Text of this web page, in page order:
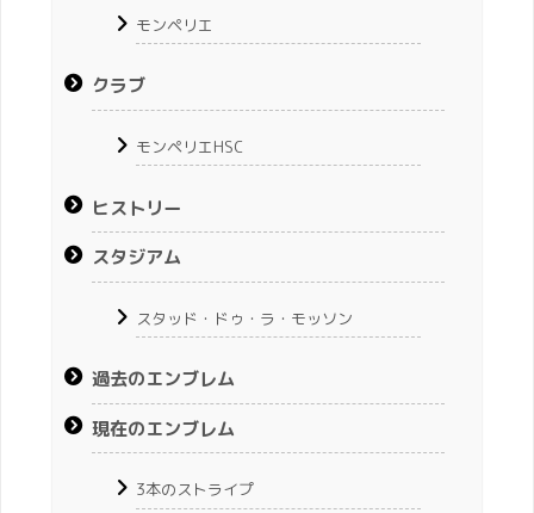
モンペリエ
クラブ
モンペリエHSC
ヒストリー
スタジアム
スタッド・ドゥ・ラ・モッソン
過去のエンブレム
現在のエンブレム
3本のストライプ